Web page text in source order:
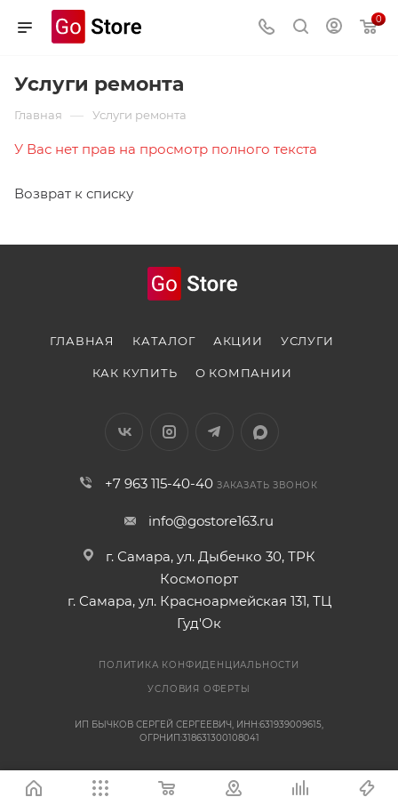
0
Услуги ремонта
Главная — Услуги ремонта
У Вас нет прав на просмотр полного текста
Возврат к списку
ГЛАВНАЯ КАТАЛОГ АКЦИИ УСЛУГИ
КАК КУПИТЬ О КОМПАНИИ
+7 963 115-40-40 ЗАКАЗАТЬ ЗВОНОК
info@gostore163.ru
г. Самара, ул. Дыбенко 30, ТРК
Космопорт
г. Самара, ул. Красноармейская 131, ТЦ
Гуд'Ок
ПОЛИТИКА КОНФИДЕНЦИАЛЬНОСТИ
УСЛОВИЯ ОФЕРТЫ
ИП БЫЧКОВ СЕРГЕЙ СЕРГЕЕВИЧ, ИНН:631939009615,
ОГРНИП:318631300108041